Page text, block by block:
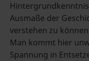
Ausmaße der
verstehen zu
Man kommt hier
Spannung in